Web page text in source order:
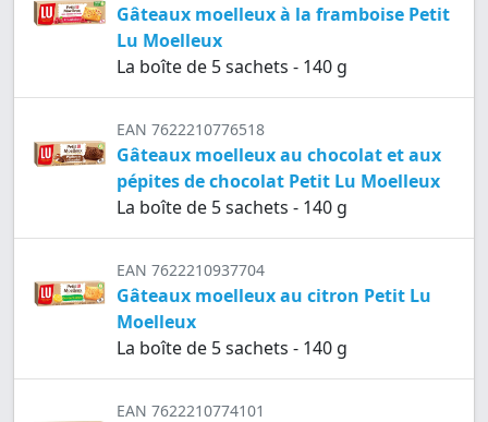
Gâteaux moelleux à la framboise Petit
Lu Moelleux
La boîte de 5 sachets - 140 g
EAN 7622210776518
Gâteaux moelleux au chocolat et aux
pépites de chocolat Petit Lu Moelleux
La boîte de 5 sachets - 140 g
EAN 7622210937704
Gâteaux moelleux au citron Petit Lu
Moelleux
La boîte de 5 sachets - 140 g
EAN 7622210774101